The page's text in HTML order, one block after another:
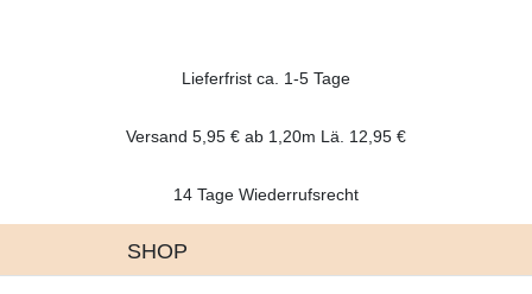
Lieferfrist ca. 1-5 Tage
Versand 5,95 € ab 1,20m Lä. 12,95 €
14 Tage Wiederrufsrecht
SHOP